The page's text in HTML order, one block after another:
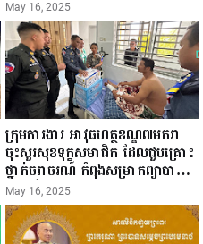
May 16, 2025
ក្រុមការងារ អាវុធហត្ថខណ្ឌ៧មករា
ចុះសួរសុខទុក្ខសមាជិក ដែលជួបគ្រោះ
ថ្នាក់ចរាចរណ៍ កំពុងសម្រាកព្យាបាល
នៅមន្ទីរពេទ្យ!
May 16, 2025